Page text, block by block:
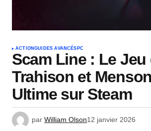
ACTIONGUIDES AVANCÉS PC
Scam Line : Le Jeu
Trahison et
Ultime sur Steam
par William Olson12 janvier 2026